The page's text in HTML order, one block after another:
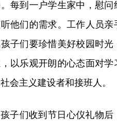
每到一户学生家中，慰
他们的需求。工作人员
子们要珍惜美好校园时
以乐观开朗的心态面对
会主义建设者和接班人。
孩子们收到节日心仪礼物后